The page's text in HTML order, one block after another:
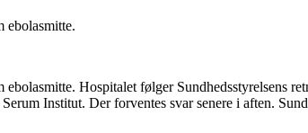
ebolasmitte.
Hospitalet følger Sundhedsstyrelsens
Institut. Der forventes svar senere i aften.